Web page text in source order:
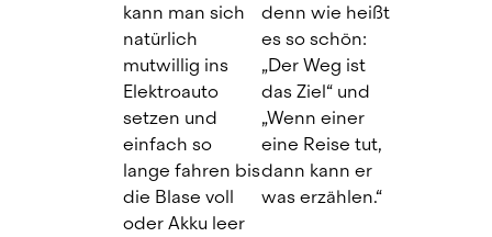
kann man sich
natürlich
mutwillig ins
Elektroauto
setzen und
einfach so
lange fahren bis
die Blase voll
oder Akku leer
denn wie heißt
es so schön:
„Der Weg ist
das Ziel“ und
„Wenn einer
eine Reise tut,
dann kann er
was erzählen.“